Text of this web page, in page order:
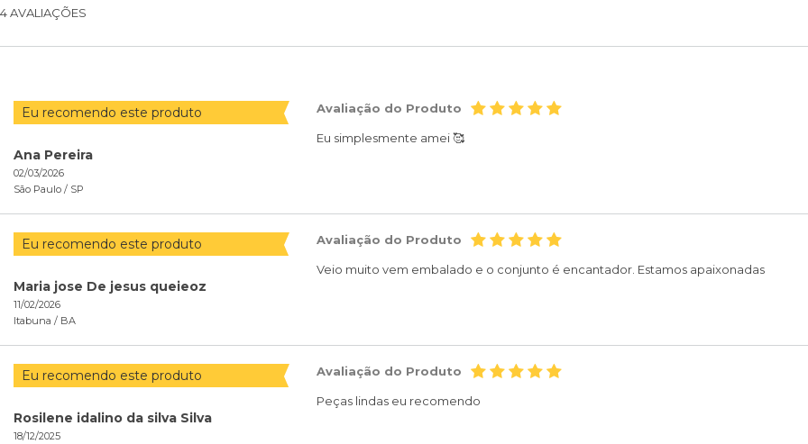
4AVALIAÇÕES
Eu recomendo este produto
Ana Pereira
02/03/2026
São Paulo / SP
Avaliação do Produto
Eu simplesmente amei 🥰
Eu recomendo este produto
Maria jose De jesus queieoz
11/02/2026
Itabuna / BA
Avaliação do Produto
Veio muito vem embalado e o conjunto é encantador. Estamos apaixonadas
Eu recomendo este produto
Rosilene idalino da silva Silva
18/12/2025
Avaliação do Produto
Peças lindas eu recomendo